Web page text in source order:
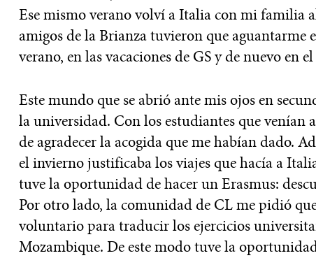
Ese mismo verano volví a Italia con mi familia
amigos de la Brianza tuvieron que aguantarme
verano, en las vacaciones de GS y de nuevo en
Este mundo que se abrió ante mis ojos en
la universidad. Con los estudiantes que
de agradecer la acogida que me habían dado.
el invierno justificaba los viajes que hacía a
tuve la oportunidad de hacer un Erasmus:
Por otro lado, la comunidad de CL me pidió
voluntario para traducir los ejercicios
Mozambique. De este modo tuve la